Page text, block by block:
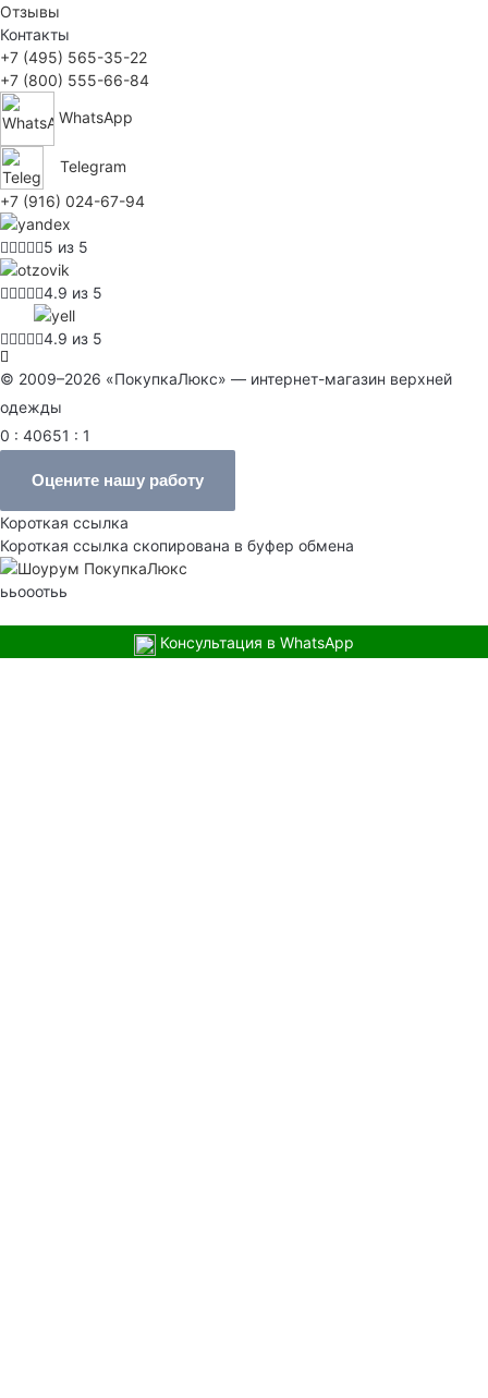
Отзывы
Контакты
+7 (495) 565-35-22
+7 (800) 555-66-84
WhatsApp
Telegram
+7 (916) 024-67-94
5 из 5
4.9 из 5
4.9 из 5
© 2009–2026 «ПокупкаЛюкс» — интернет-магазин верхней
одежды
0 : 40651 : 1
Оцените нашу работу
Короткая ссылка
Короткая ссылка скопирована в буфер обмена
ььооотьь
Консультация в WhatsApp